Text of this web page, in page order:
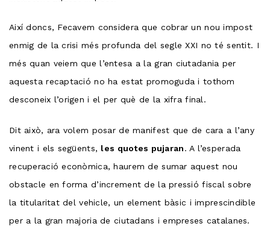
Així doncs, Fecavem considera que cobrar un nou impost
enmig de la crisi més profunda del segle XXI no té sentit. I
més quan veiem que l’entesa a la gran ciutadania per
aquesta recaptació no ha estat promoguda i tothom
desconeix l’origen i el per què de la xifra final.
Dit això, ara volem posar de manifest que de cara a l’any
vinent i els següents, les quotes pujaran. A l’esperada
recuperació econòmica, haurem de sumar aquest nou
obstacle en forma d’increment de la pressió fiscal sobre
la titularitat del vehicle, un element bàsic i imprescindible
per a la gran majoria de ciutadans i empreses catalanes.